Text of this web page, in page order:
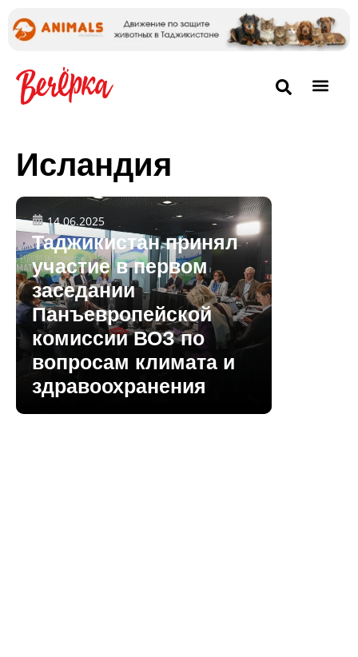
Исландия
14.06.2025
Таджикистан принял
участие в первом
заседании
Панъевропейской
комиссии ВОЗ по
вопросам климата и
здравоохранения